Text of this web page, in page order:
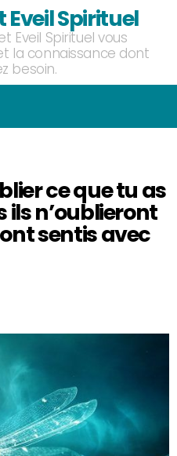
Spirituel
Eveil Spirituel vous
la connaissance dont
besoin.
ce que tu as
n’oublieront
sentis avec